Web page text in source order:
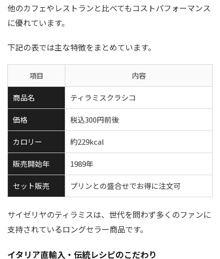
他のカフェやレストランと比べてもコストパフォーマンス
に優れています。
下記の表では主な特徴をまとめています。
項目 内容
商品名 ティラミスクラシコ
価格 税込300円前後
カロリー 約229kcal
販売開始年 1989年
セット販売 プリンとの盛合せでお得に注文可
サイゼリヤのティラミスは、世代を問わず多くのファンに
支持されているロングセラー商品です。
イタリア直輸入・伝統レシピのこだわり